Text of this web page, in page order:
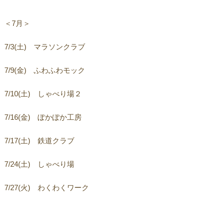
＜7月＞
7/3(土) マラソンクラブ
7/9(金) ふわふわモック
7/10(土) しゃべり場２
7/16(金) ぽかぽか工房
7/17(土) 鉄道クラブ
7/24(土) しゃべり場
7/27(火) わくわくワーク